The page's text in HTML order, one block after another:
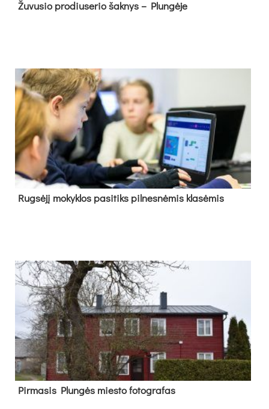
Žu­vu­sio pro­diu­se­rio šak­nys – Plun­gė­je
Rug­sė­jį mo­kyk­los pa­si­tiks pil­nes­nė­mis kla­sė­mis
Pir­ma­sis Plun­gės mies­to fo­tog­ra­fas